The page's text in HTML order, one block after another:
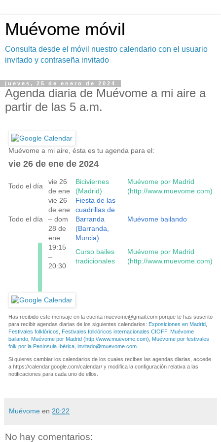
Muévome móvil
Consulta desde el móvil nuestro calendario con el usuario
invitado y contraseña invitado
jueves, 25 de enero de 2024
Agenda diaria de Muévome a mi aire a
partir de las 5 a.m.
Muévome a mi aire, ésta es tu agenda para el:
vie 26 de ene de 2024
Todo el día
vie 26
de ene
Biciviernes
(Madrid)
Muévome por Madrid
(http://www.muevome.com)
Todo el día
vie 26
de ene
– dom
28 de
ene
Fiesta de las
cuadrillas de
Barranda
(Barranda,
Murcia)
Muévome bailando
19:15
–
20:30
Curso bailes
tradicionales
Muévome por Madrid
(http://www.muevome.com)
Has recibido este mensaje en la cuenta muevome@gmail.com porque te has suscrito
para recibir agendas diarias de los siguientes calendarios: Exposiciones en Madrid
Festivales folklóricos
Festivales folklóricos internacionales CIOFF, Muévome
bailando Muévome por Madrid (http://www.muevome.com)
Muévome por festivales
folk por la Península Ibérica invitado@muevome.com
Si quieres cambiar los calendarios de los cuales recibes las agendas diarias, accede
a https://calendar.google.com/calendar/ y modifica la configuración relativa a las
notificaciones para cada uno de ellos.
Muévome en 20:22
No hay comentarios: